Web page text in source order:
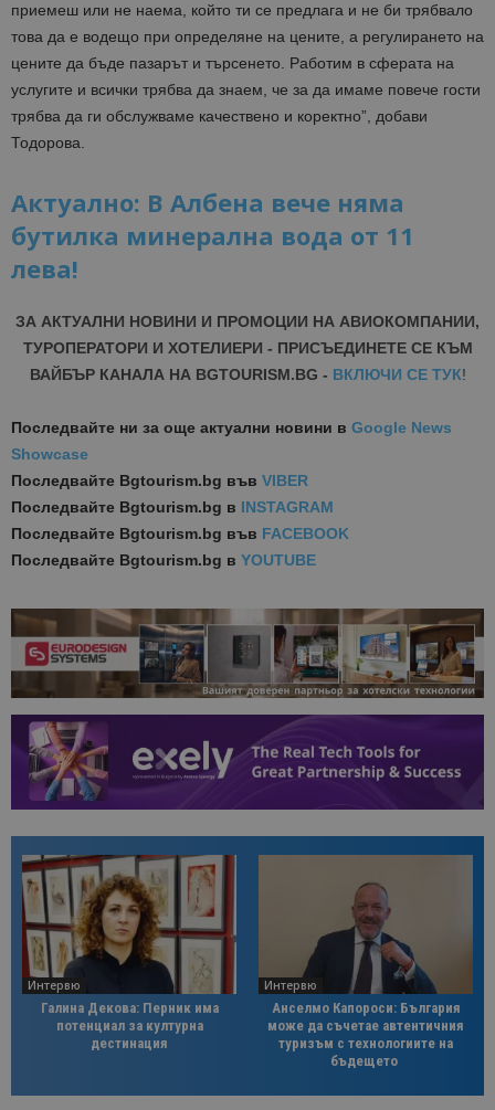
приемеш или не наема, който ти се предлага и не би трябвало
това да е водещо при определяне на цените, а регулирането на
цените да бъде пазарът и търсенето. Работим в сферата на
услугите и всички трябва да знаем, че за да имаме повече гости
трябва да ги обслужваме качествено и коректно”, добави
Тодорова.
Aктуално: В Албена вече няма
бутилка минерална вода от 11
лева!
ЗА АКТУАЛНИ НОВИНИ И ПРОМОЦИИ НА АВИОКОМПАНИИ,
ТУРОПЕРАТОРИ И ХОТЕЛИЕРИ - ПРИСЪЕДИНЕТЕ СЕ КЪМ
ВАЙБЪР КАНАЛА НА BGTOURISM.BG - ВКЛЮЧИ СЕ ТУК!
Последвайте ни за още актуални новини в Google News
Showcase
Последвайте Bgtourism.bg във VIBER
Последвайте Bgtourism.bg в INSTAGRAM
Последвайте Bgtourism.bg във FACEBOOK
Последвайте Bgtourism.bg в YOUTUBE
Интервю
Галина Декова: Перник има
потенциал за културна
дестинация
Интервю
Анселмо Капороси: България
може да съчетае автентичния
туризъм с технологиите на
бъдещето